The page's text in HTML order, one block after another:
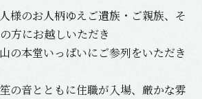
様のお人柄ゆえご遺族・ご親族、そ
方にお越しいただき
の本堂いっぱいにご参列をいただき
の音とともに住職が入場、厳かな雰